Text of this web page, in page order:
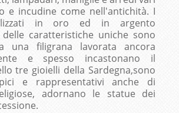
e incudine come nell'antichità. I
in oro ed in argento
caratteristiche uniche sono
una filigrana lavorata ancora
e spesso incastonano il
tre gioielli della Sardegna,sono
e rappresentativi anche di
adornano le statue dei